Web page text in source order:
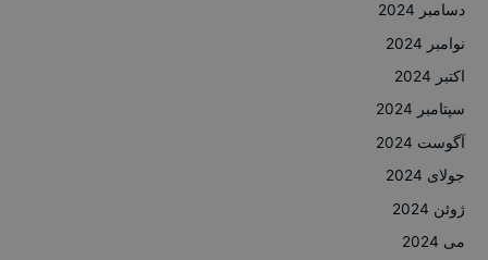
دسامبر 2024
نوامبر 2024
اکتبر 2024
سپتامبر 2024
آگوست 2024
جولای 2024
ژوئن 2024
می 2024